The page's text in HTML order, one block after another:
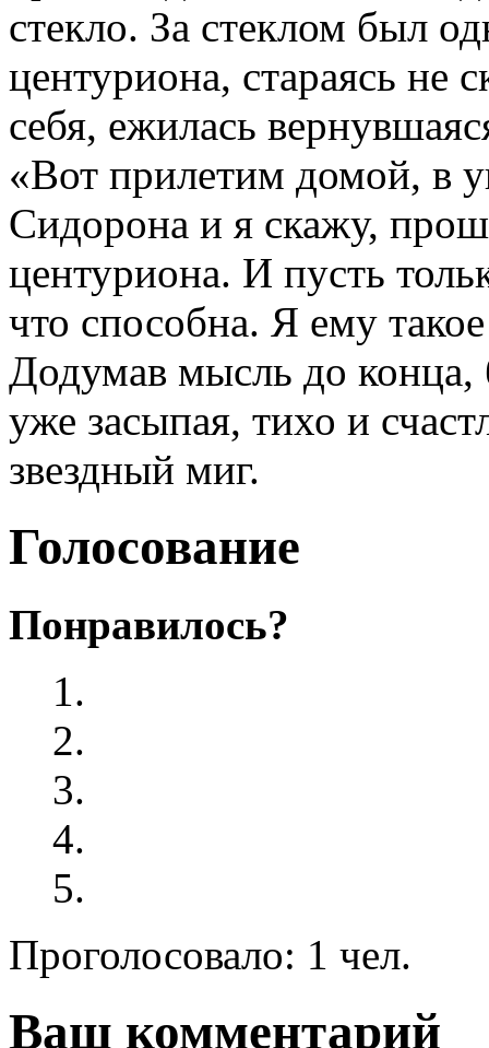
стекло. За стеклом был
центуриона, стараясь не
себя, ежилась
«Вот прилетим домой, в
Сидорона и я скажу,
центуриона. И пусть
что способна. Я ему
Додумав мысль до конца,
уже засыпая, тихо и
звездный миг.
Голосование
Понравилось?
Проголосовало: 1 чел.
Ваш комментарий